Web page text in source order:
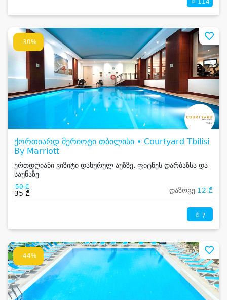
-30%
ქორთიარდ მერიოტი თბილისი • Courtyard Tbilisi
By Marriott
ერთდღიანი ვიზიტი დახურულ აუზზე, ფიტნეს დარბაზსა და
საუნაზე
50 ₾
35 ₾ დაზოგე 12 ₾
7
-44%